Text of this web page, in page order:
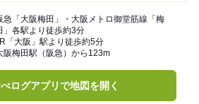
急「大阪梅田」・大阪メトロ御堂筋線「梅
」各駅より徒歩約3分
「大阪」駅より徒歩約5分
阪梅田駅（阪急）から123m
ログアプリで地図を開く